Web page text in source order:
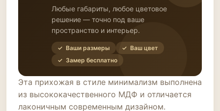
Любые габариты, любое цветовое
решение — точно под ваше
пространство и интерьер.
✓ Ваши размеры
✓ Ваш цвет
✓ Замер бесплатно
Эта прихожая в стиле минимализм выполнена
из высококачественного МДФ и отличается
лаконичным современным дизайном.